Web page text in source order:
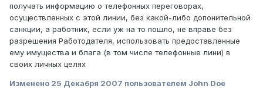
получать информацию о телефонных переговорах,
осуществленных с этой линии, без какой-либо допонительной
санкции, а работник, если уж на то пошло, не вправе без
разрешения Работодателя, использовать предоставленные
ему имущества и блага (в том числе телефонные лини) в
своих личных целях
Изменено 25 Декабря 2007 пользователем John Doe